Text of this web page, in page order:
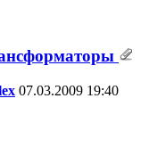
07.03.2009 19:40